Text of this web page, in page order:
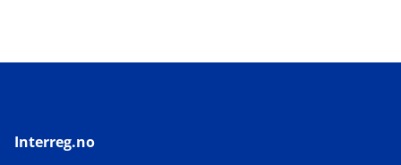
Interreg.no